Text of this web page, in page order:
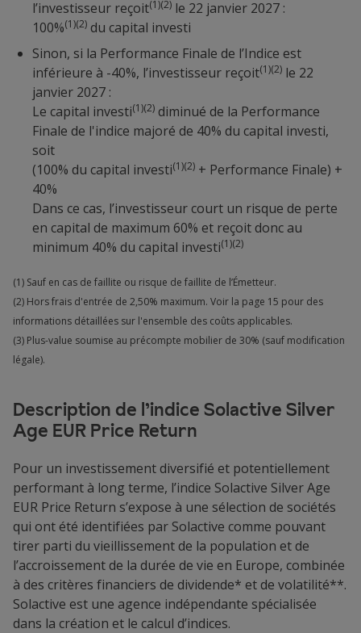
l’investisseur reçoit(1)(2) le 22 janvier 2027 :
100%(1)(2) du capital investi
Sinon, si la Performance Finale de l’Indice est
inférieure à -40%, l’investisseur reçoit(1)(2) le 22
janvier 2027 :
Le capital investi(1)(2) diminué de la Performance
Finale de l'indice majoré de 40% du capital investi,
soit
(100% du capital investi(1)(2) + Performance Finale) +
40%
Dans ce cas, l’investisseur court un risque de perte
en capital de maximum 60% et reçoit donc au
minimum 40% du capital investi(1)(2)
(1) Sauf en cas de faillite ou risque de faillite de l’Émetteur.
(2) Hors frais d'entrée de 2,50% maximum. Voir la page 15 pour des
informations détaillées sur l'ensemble des coûts applicables.
(3) Plus-value soumise au précompte mobilier de 30% (sauf modification
légale).
Description de l’indice Solactive Silver
Age EUR Price Return
Pour un investissement diversifié et potentiellement
performant à long terme, l’indice Solactive Silver Age
EUR Price Return s’expose à une sélection de sociétés
qui ont été identifiées par Solactive comme pouvant
tirer parti du vieillissement de la population et de
l’accroissement de la durée de vie en Europe, combinée
à des critères financiers de dividende* et de volatilité**.
Solactive est une agence indépendante spécialisée
dans la création et le calcul d’indices.